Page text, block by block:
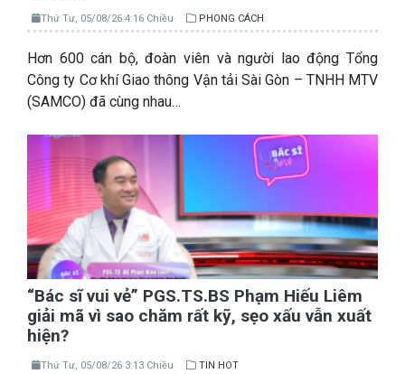
Thứ Tư, 05/08/26 4:16 Chiều PHONG CÁCH
Hơn 600 cán bộ, đoàn viên và người lao động Tổng
Công ty Cơ khí Giao thông Vận tải Sài Gòn – TNHH MTV
(SAMCO) đã cùng nhau…
“Bác sĩ vui vẻ” PGS.TS.BS Phạm Hiếu Liêm
giải mã vì sao chăm rất kỹ, sẹo xấu vẫn xuất
hiện?
Thứ Tư, 05/08/26 3:13 Chiều TIN HOT